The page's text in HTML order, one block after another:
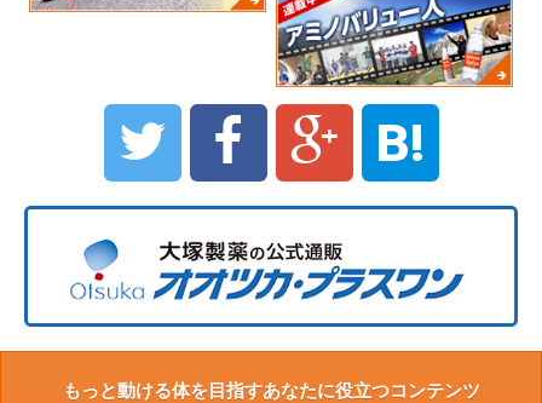
B!
もっと動ける体を目指すあなたに役立つコンテンツ